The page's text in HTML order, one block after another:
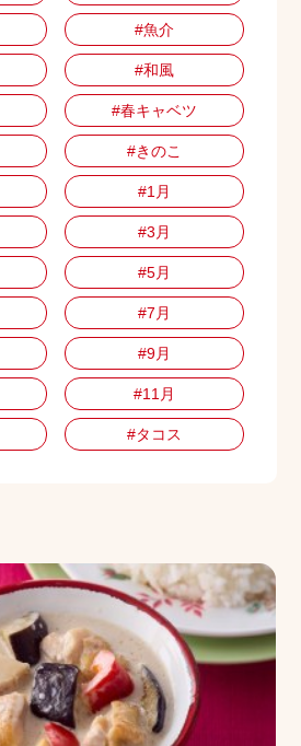
#魚介
#和風
#春キャベツ
#きのこ
#1月
#3月
#5月
#7月
#9月
#11月
#タコス